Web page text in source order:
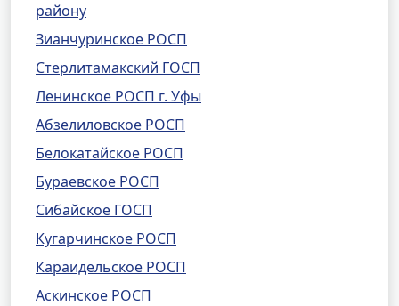
району
Зианчуринское РОСП
Стерлитамакский ГОСП
Ленинское РОСП г. Уфы
Абзелиловское РОСП
Белокатайское РОСП
Бураевское РОСП
Сибайское ГОСП
Кугарчинское РОСП
Караидельское РОСП
Аскинское РОСП